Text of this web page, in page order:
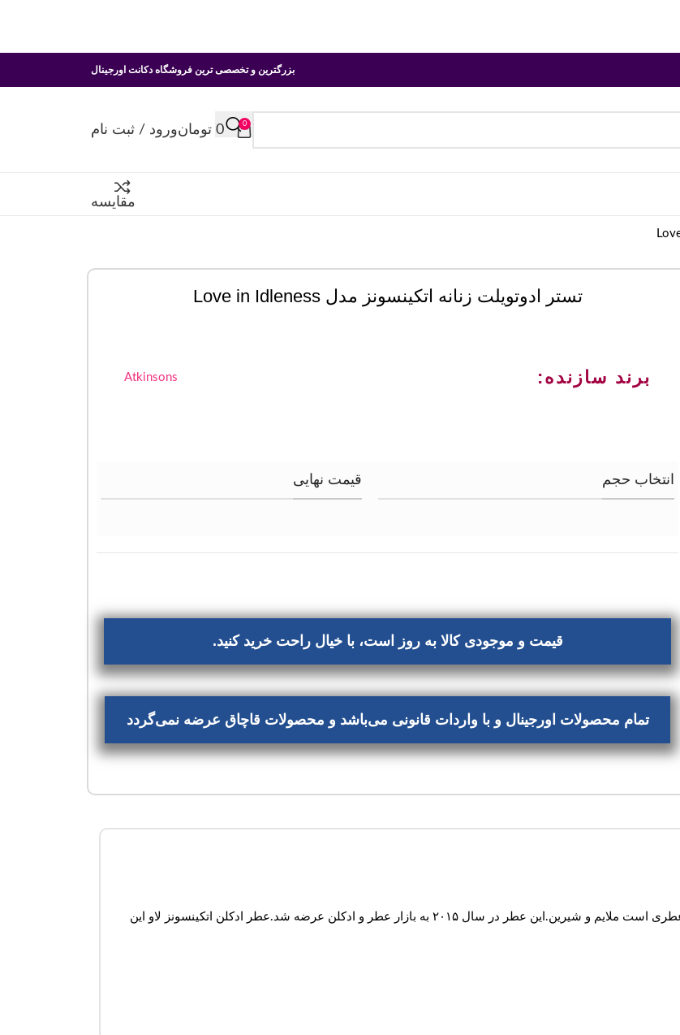
بزرگترین و تخصصی ترین فروشگاه دکانت اورجینال
0
0 تومانورود / ثبت نام
مقایسه
تستر ادوتویلت زنانه اتکینسونز مدل Love in Idleness
برند سازنده: Atkinsons
انتخاب حجم قیمت نهایی
قیمت و موجودی کالا به روز است، با خیال راحت خرید کنید.
تمام محصولات اورجینال و با واردات قانونی می‌باشد و محصولات قاچاق عرضه نمی‌گردد
عطر ادکلن اتکینسونز-اتکینسون لاو این آیدلنس-Atkinsons Love in Idleness عطری است ملایم و شیرین.این عطر در سال ۲۰۱۵ به بازار عطر و ادکلن عرضه شد.عطر ادکلن اتکینسونز لاو این